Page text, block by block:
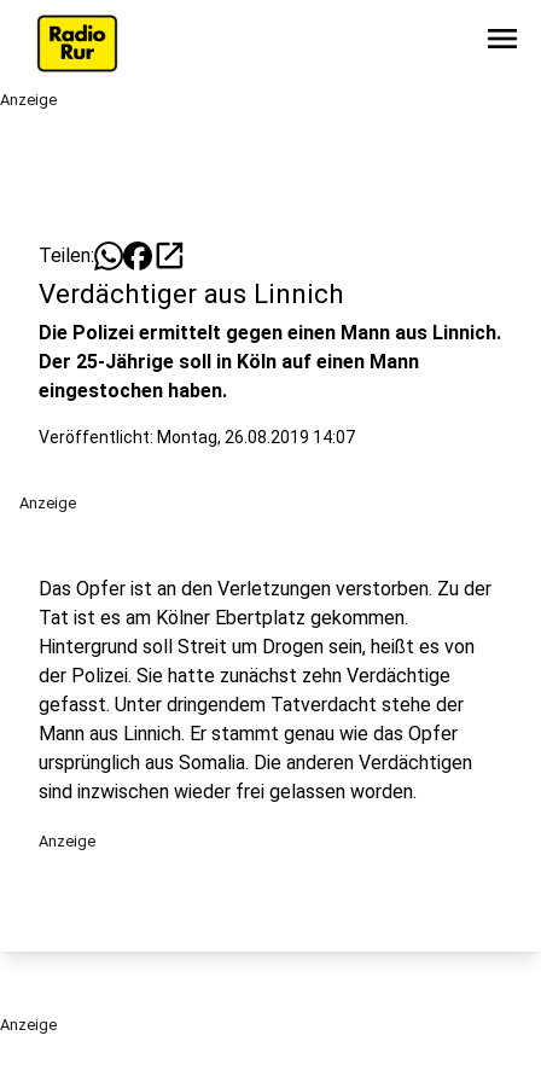
menu
Anzeige
Teilen: open_in_new
Verdächtiger aus Linnich
Die Polizei ermittelt gegen einen Mann aus Linnich.
Der 25-Jährige soll in Köln auf einen Mann
eingestochen haben.
Veröffentlicht: Montag, 26.08.2019 14:07
Anzeige
Das Opfer ist an den Verletzungen verstorben. Zu der
Tat ist es am Kölner Ebertplatz gekommen.
Hintergrund soll Streit um Drogen sein, heißt es von
der Polizei. Sie hatte zunächst zehn Verdächtige
gefasst. Unter dringendem Tatverdacht stehe der
Mann aus Linnich. Er stammt genau wie das Opfer
ursprünglich aus Somalia. Die anderen Verdächtigen
sind inzwischen wieder frei gelassen worden.
Anzeige
Anzeige